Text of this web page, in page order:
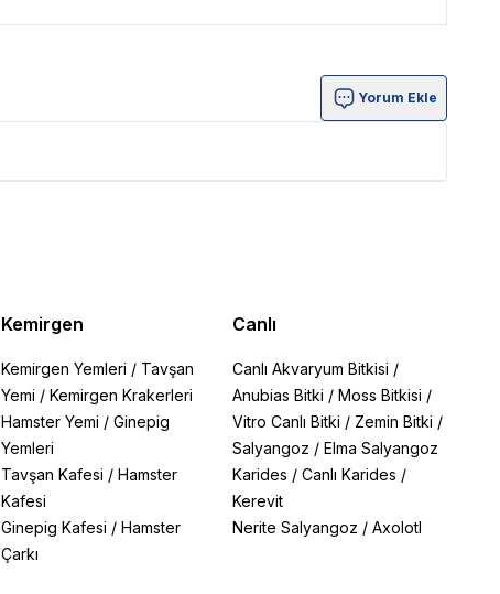
Yorum Ekle
Kemirgen
Kemirgen Yemleri / Tavşan
Yemi / Kemirgen Krakerleri
Hamster Yemi / Ginepig
Yemleri
Tavşan Kafesi / Hamster
Kafesi
Ginepig Kafesi / Hamster
Çarkı
Canlı
Canlı Akvaryum Bitkisi /
Anubias Bitki /Moss Bitkisi /
Vitro Canlı Bitki / Zemin Bitki /
Salyangoz /Elma Salyangoz
Karides /Canlı Karides /
Kerevit
Nerite Salyangoz /Axolotl